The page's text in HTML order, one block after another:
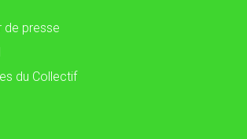
de presse
du Collectif